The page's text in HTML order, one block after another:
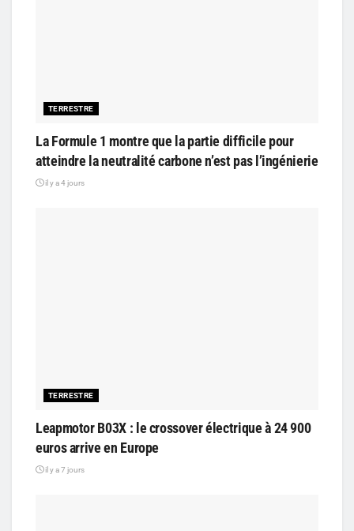
TERRESTRE
La Formule 1 montre que la partie difficile pour
atteindre la neutralité carbone n’est pas l’ingénierie
il y a 4 jours
TERRESTRE
Leapmotor B03X : le crossover électrique à 24 900
euros arrive en Europe
il y a 7 jours